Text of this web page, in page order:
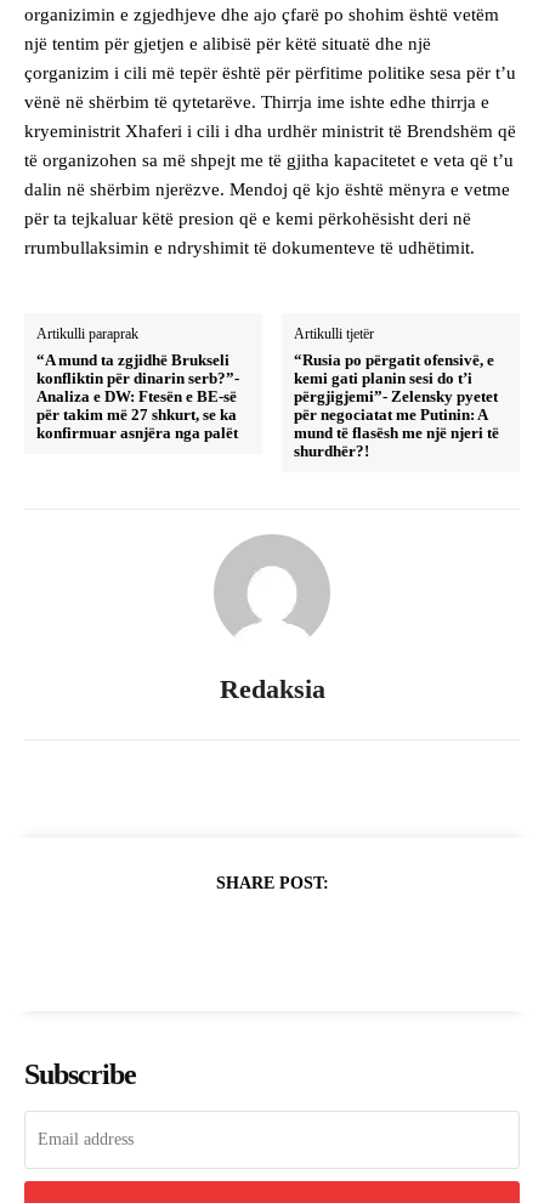
organizimin e zgjedhjeve dhe ajo çfarë po shohim është vetëm
një tentim për gjetjen e alibisë për këtë situatë dhe një
çorganizim i cili më tepër është për përfitime politike sesa për t’u
vënë në shërbim të qytetarëve. Thirrja ime ishte edhe thirrja e
kryeministrit Xhaferi i cili i dha urdhër ministrit të Brendshëm që
të organizohen sa më shpejt me të gjitha kapacitetet e veta që t’u
dalin në shërbim njerëzve. Mendoj që kjo është mënyra e vetme
për ta tejkaluar këtë presion që e kemi përkohësisht deri në
rrumbullaksimin e ndryshimit të dokumenteve të udhëtimit.
Artikulli paraprak
“A mund ta zgjidhë Brukseli
konfliktin për dinarin serb?”-
Analiza e DW: Ftesën e BE-së
për takim më 27 shkurt, se ka
konfirmuar asnjëra nga palët
Artikulli tjetër
“Rusia po përgatit ofensivë, e
kemi gati planin sesi do t’i
përgjigjemi”- Zelensky pyetet
për negociatat me Putinin: A
mund të flasësh me një njeri të
shurdhër?!
Redaksia
SHARE POST:
Subscribe